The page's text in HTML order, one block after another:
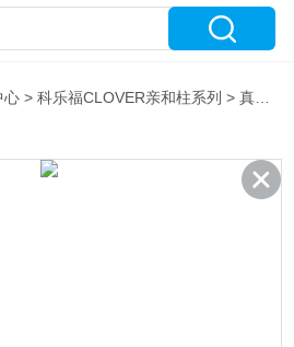
心 >科乐福CLOVER亲和柱系列 >真菌毒素系列